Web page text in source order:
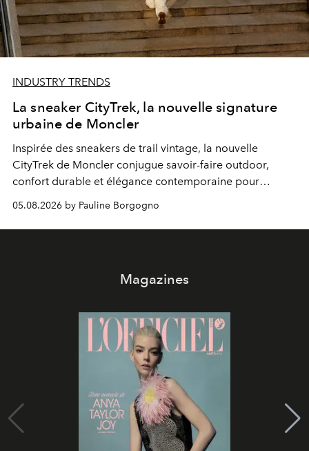
INDUSTRY TRENDS
La sneaker CityTrek, la nouvelle signature
urbaine de Moncler
Inspirée des sneakers de trail vintage, la nouvelle
CityTrek de Moncler conjugue savoir-faire outdoor,
confort durable et élégance contemporaine pour
accompagner les explorations du quotidien.
05.08.2026 by Pauline Borgogno
Magazines